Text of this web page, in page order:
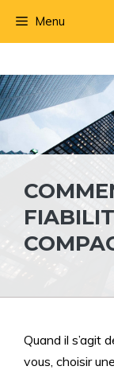
Menu
Quand il s’agit
vous, choisir